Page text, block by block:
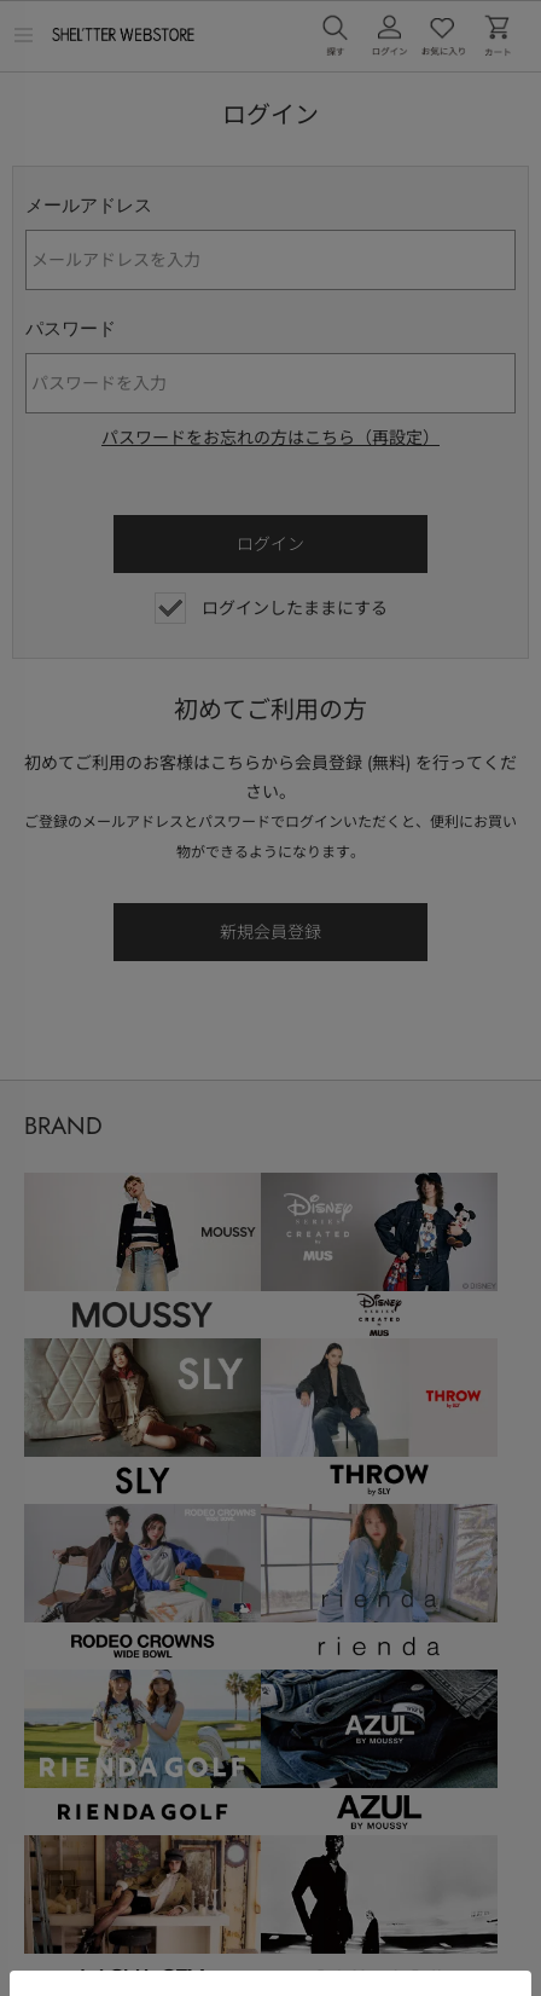
ログイン
メールアドレス
パスワード
パスワードをお忘れの方はこちら（再設定）
ログインしたままにする
初めてご利用の方
初めてご利用のお客様はこちらから会員登録 (無料) を行ってくだ
さい。
ご登録のメールアドレスとパスワードでログインいただくと、便利にお買い
物ができるようになります。
BRAND